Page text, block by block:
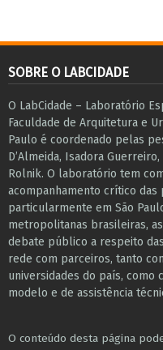
SOBRE O LABCIDADE
O LabCidade – Laboratório
Faculdade de Arquitetura e
Paulo é coordenado pelas
D’Almeida, Isadora
Rolnik. O laboratório tem
acompanhamento crítico das
particularmente em São
metropolitanas brasileiras,
debate público a respeito
r​e​de com parceiros, tanto
universidades do país, como
modelo e de assistência
O conteúdo desta página